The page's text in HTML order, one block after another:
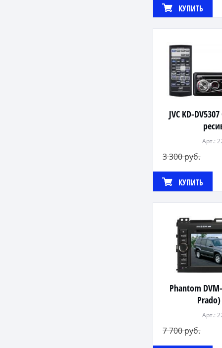
КУПИТЬ
JVC KD-
Арт.:
3 300 руб.
КУПИТЬ
Phantom
Арт.:
7 700 руб.